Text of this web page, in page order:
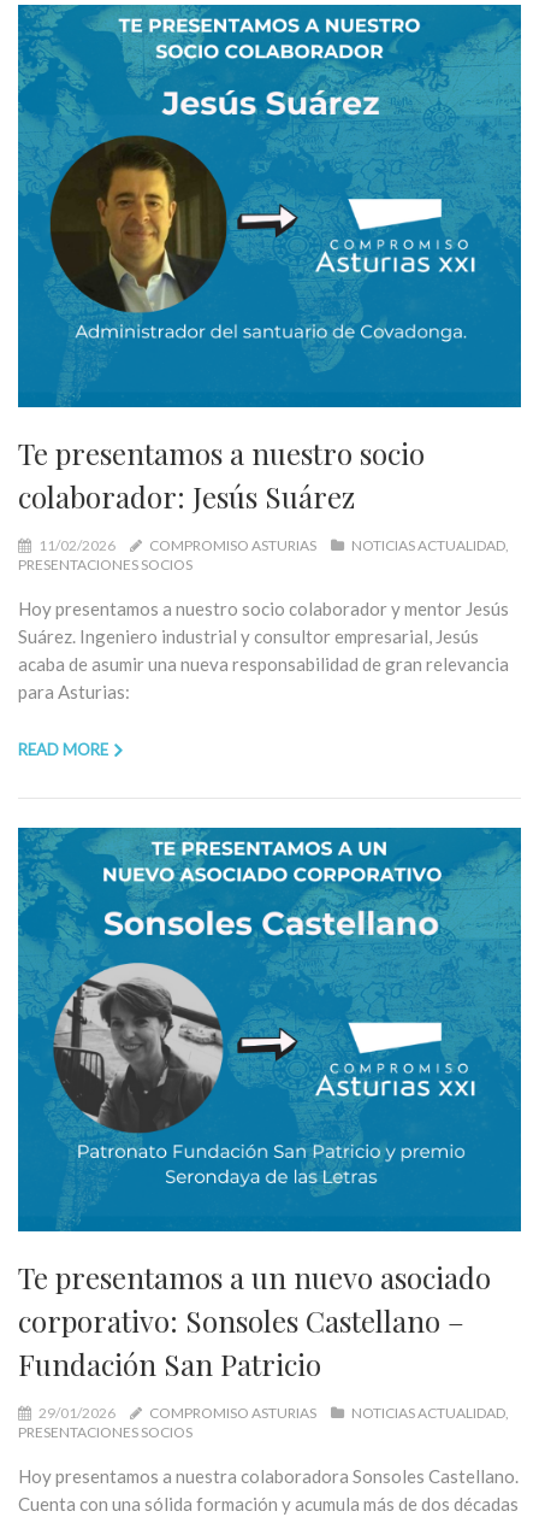
Te presentamos a nuestro socio
colaborador: Jesús Suárez
11/02/2026 COMPROMISO ASTURIAS
NOTICIAS ACTUALIDAD
PRESENTACIONES SOCIOS
Hoy presentamos a nuestro socio colaborador y mentor Jesús
Suárez. Ingeniero industrial y consultor empresarial, Jesús
acaba de asumir una nueva responsabilidad de gran relevancia
para Asturias:
READ MORE
Te presentamos a un nuevo asociado
corporativo: Sonsoles Castellano –
Fundación San Patricio
29/01/2026 COMPROMISO ASTURIAS
NOTICIAS ACTUALIDAD
PRESENTACIONES SOCIOS
Hoy presentamos a nuestra colaboradora Sonsoles Castellano.
Cuenta con una sólida formación y acumula más de dos décadas